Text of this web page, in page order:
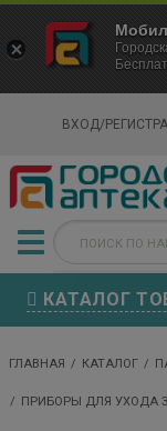
ВХОД/
КАТАЛОГ
ГЛАВНАЯ КАТАЛОГ
ПРИБОРЫ ДЛЯ УХОДА
×
Городская Аптека
- In Google Play